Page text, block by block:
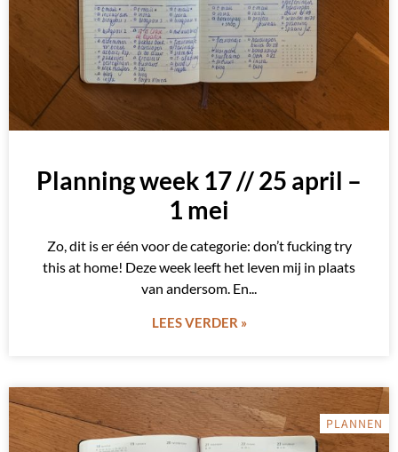
Planning week 17 // 25 april –
1 mei
Zo, dit is er één voor de categorie: don’t fucking try
this at home! Deze week leeft het leven mij in plaats
van andersom. En
LEES VERDER »
PLANNEN